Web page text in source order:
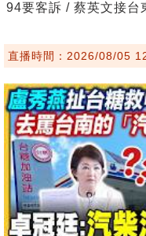
94要客訴 / 蔡英文接台
直播時間：2026/08/05